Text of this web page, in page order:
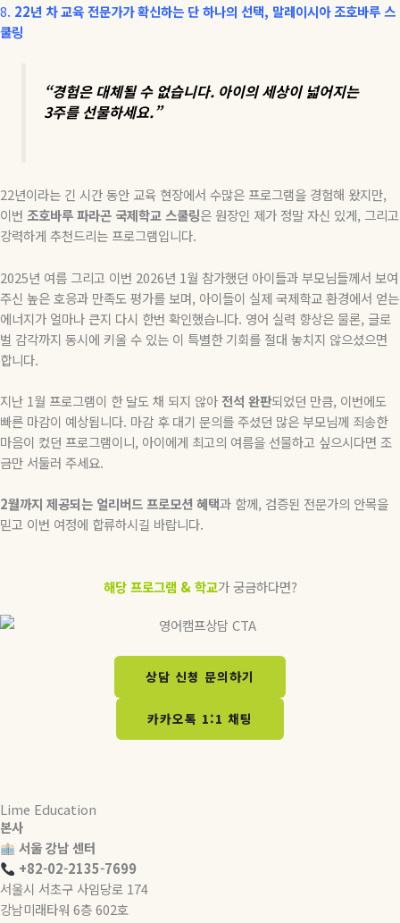
8. 22년 차교육전문가가확신하는 단하나의 선택, 말레이시아조호바루스
쿨링
“경험은 대체될 수 없습니다. 아이의 세상이 넓어지는
3주를 선물하세요.”
22년이라는 긴 시간 동안 교육 현장에서 수많은 프로그램을 경험해 왔지만,
이번 조호바루파라곤 국제학교스쿨링은 원장인 제가 정말 자신 있게, 그리고
강력하게 추천드리는 프로그램입니다.
2025년 여름 그리고 이번 2026년 1월 참가했던 아이들과 부모님들께서 보여
주신 높은 호응과 만족도 평가를 보며, 아이들이 실제 국제학교 환경에서 얻는
에너지가 얼마나 큰지 다시 한번 확인했습니다. 영어 실력 향상은 물론, 글로
벌 감각까지 동시에 키울 수 있는 이 특별한 기회를 절대 놓치지 않으셨으면
합니다.
지난 1월 프로그램이 한 달도 채 되지 않아전석 완판되었던 만큼, 이번에도
빠른 마감이 예상됩니다. 마감 후 대기 문의를 주셨던 많은 부모님께 죄송한
마음이 컸던 프로그램이니, 아이에게 최고의 여름을 선물하고 싶으시다면 조
금만 서둘러 주세요.
2월까지 제공되는 얼리버드프로모션혜택과 함께, 검증된 전문가의 안목을
믿고 이번 여정에 합류하시길 바랍니다.
해당 프로그램 & 학교가 궁금하다면?
상담 신청 문의하기​
카카오톡 1:1 채팅
Lime Education
본사
서울 강남 센터
+82-02-2135-7699
서울시 서초구 사임당로 174
강남미래타워 6층 602호